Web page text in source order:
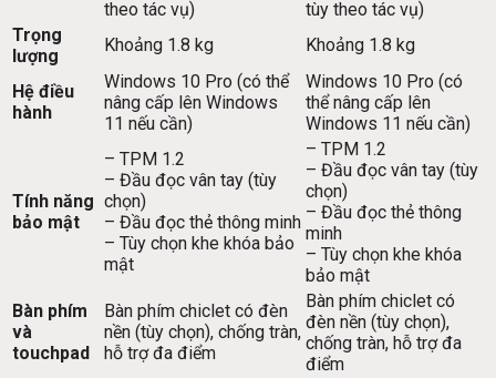
theo tác vụ)
tùy theo tác vụ)
Trọng
lượng
Khoảng 1.8 kg Khoảng 1.8 kg
Hệ điều
hành
Windows 10 Pro (có thể
nâng cấp lên Windows
11 nếu cần)
Windows 10 Pro (có
thể nâng cấp lên
Windows 11 nếu cần)
Tính năng
bảo mật
– TPM 1.2
– Đầu đọc vân tay (tùy
chọn)
– Đầu đọc thẻ thông minh
– Tùy chọn khe khóa bảo
mật
– TPM 1.2
– Đầu đọc vân tay (tùy
chọn)
– Đầu đọc thẻ thông
minh
– Tùy chọn khe khóa
bảo mật
Bàn phím
và
touchpad
Bàn phím chiclet có đèn
nền (tùy chọn), chống tràn,
hỗ trợ đa điểm
Bàn phím chiclet có
đèn nền (tùy chọn),
chống tràn, hỗ trợ đa
điểm